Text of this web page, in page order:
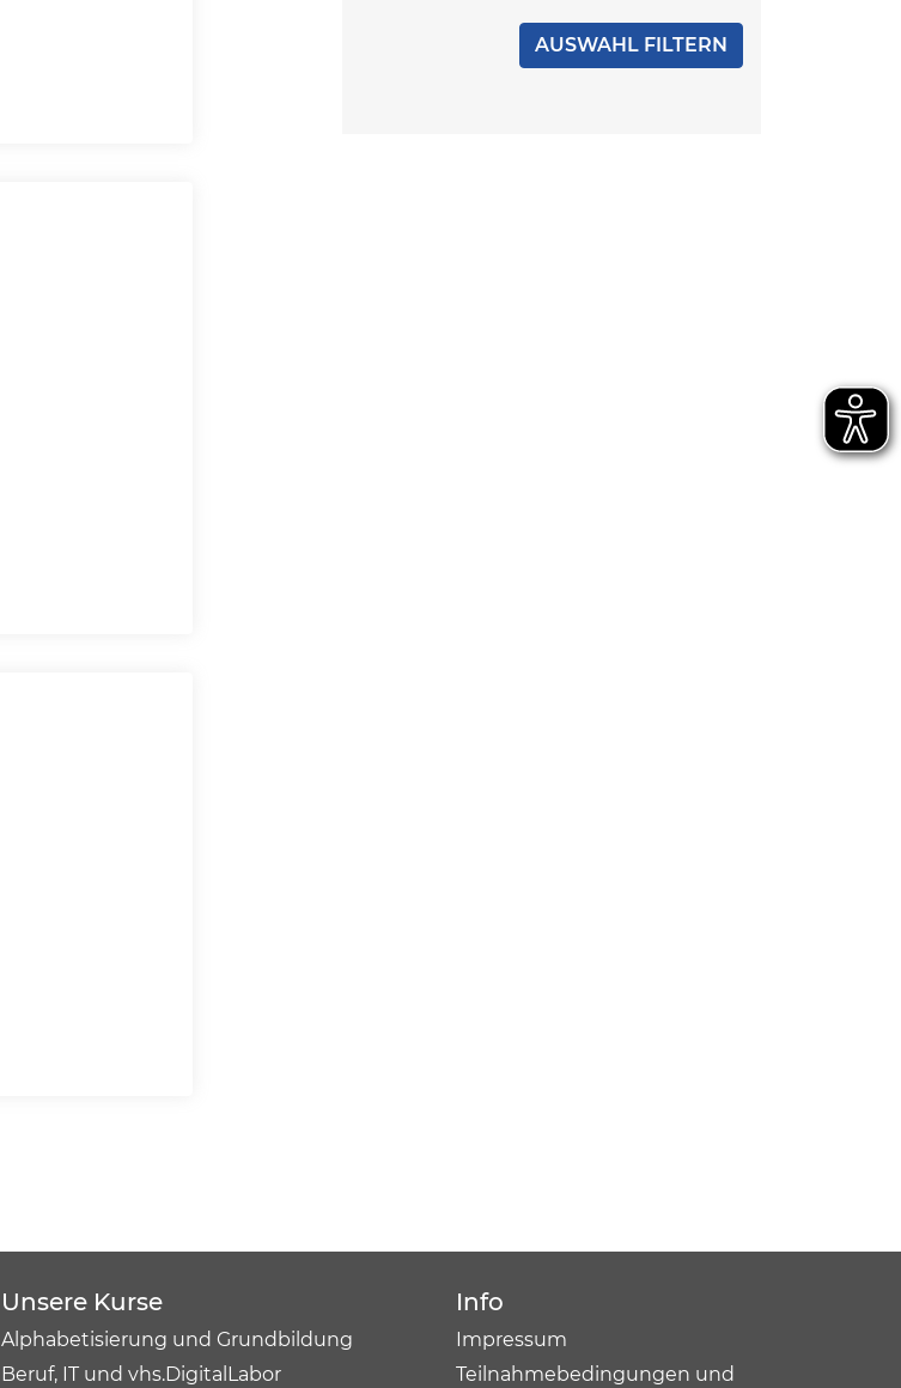
Unsere Kurse
Alphabetisierung und Grundbildung
Beruf, IT und vhs.DigitalLabor
Info
Impressum
Teilnahmebedingungen und